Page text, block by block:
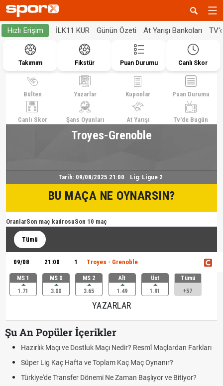
Hızlı Erişim İLK11 KUR Günün Özeti At Yarışı Bankoları
Takımım Fikstür Puan Durumu Canlı Skor
Bülten Yazarlar Kuponlar Puan Durumu
Canlı Skor Şans Oyunları At Yarışı Tv'de Bugün
Troyes-Grenoble
Tarih: 09/08/2025 21:00 Lig: Ligue 2
BU MAÇA NE OYNARSIN?
OranlarSon maç kadrosuSon 10 maç
Tümü
09/08 21:00 1 Troyes - Grenoble
MS 1
1.71
MS 0
3.00
MS 2
3.65
Alt
1.49
Üst
1.91
Tümü
+57
YAZARLAR
Şu An Popüler İçerikler
Hazırlık Maçı ve Dostluk Maçı Nedir? Resmî Maçlardan Farkları
Süper Lig Kaç Hafta ve Toplam Kaç Maç Oynanır?
Türkiye'de Transfer Dönemi Ne Zaman Başlıyor ve Bitiyor?